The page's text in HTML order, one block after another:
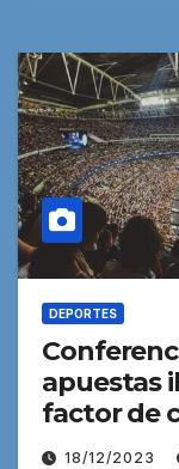
DEPORTES
apuestas
factor de
deportes
18/12/2023